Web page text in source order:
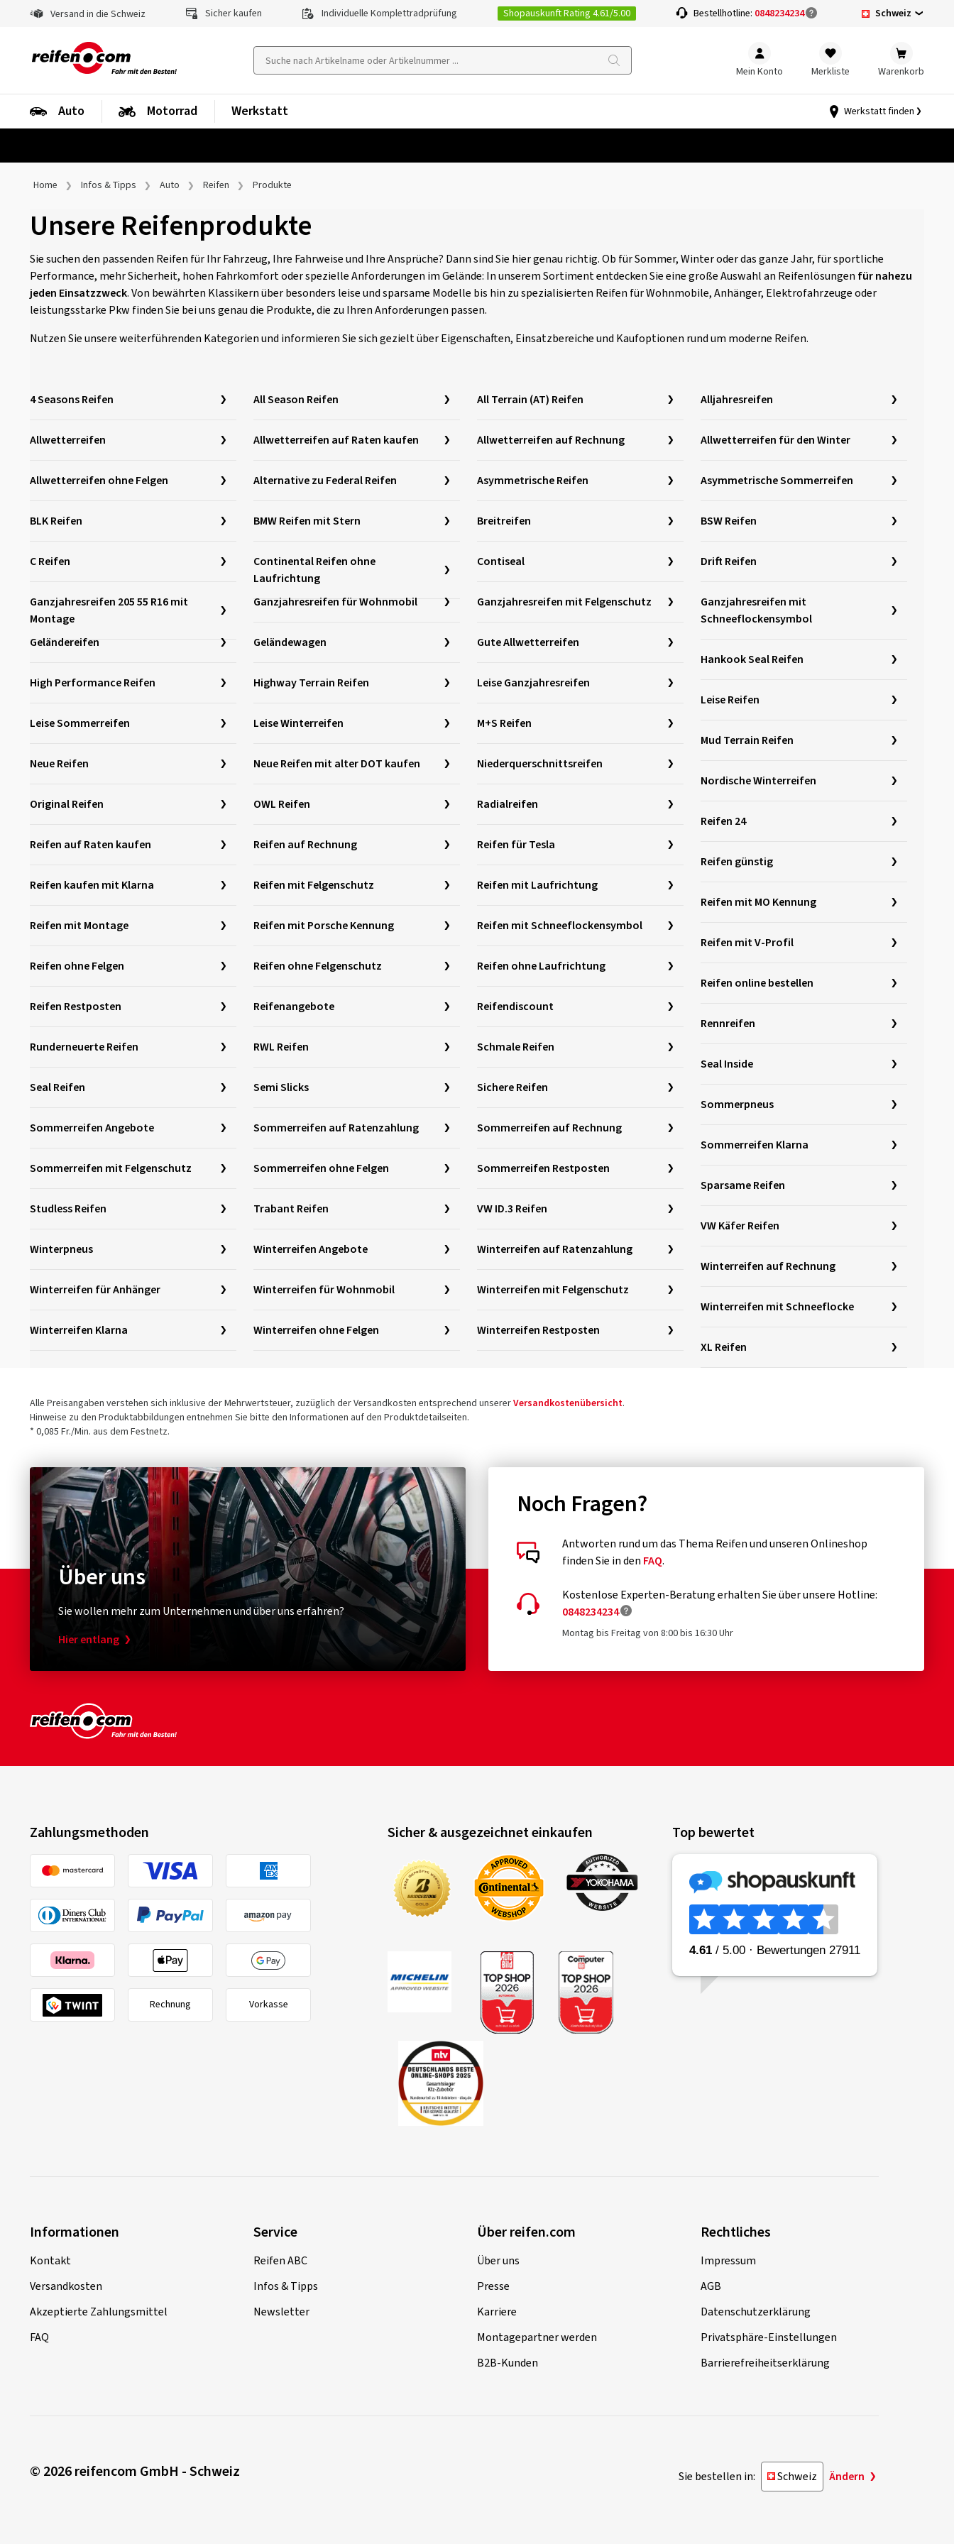
Versand in die Schweiz Sicher kaufen Individuelle Komplettradprüfung Shopauskunft Rating 4.61/5.00 Bestellhotline: 0848234234 Schweiz
Mein Konto Merkliste Warenkorb
Auto Motorrad Werkstatt Werkstatt finden
Home Infos & Tipps Auto Reifen Produkte
Unsere Reifenprodukte
Sie suchen den passenden Reifen für Ihr Fahrzeug, Ihre Fahrweise und Ihre Ansprüche? Dann sind Sie hier genau richtig. Ob für Sommer, Winter oder das ganze Jahr, für sportliche
Performance, mehr Sicherheit, hohen Fahrkomfort oder spezielle Anforderungen im Gelände: In unserem Sortiment entdecken Sie eine große Auswahl an Reifenlösungen für nahezu
jeden Einsatzzweck. Von bewährten Klassikern über besonders leise und sparsame Modelle bis hin zu spezialisierten Reifen für Wohnmobile, Anhänger, Elektrofahrzeuge oder
leistungsstarke Pkw finden Sie bei uns genau die Produkte, die zu Ihren Anforderungen passen.
Nutzen Sie unsere weiterführenden Kategorien und informieren Sie sich gezielt über Eigenschaften, Einsatzbereiche und Kaufoptionen rund um moderne Reifen.
4 Seasons Reifen All Season Reifen All Terrain (AT) Reifen Alljahresreifen
Allwetterreifen Allwetterreifen auf Raten kaufen Allwetterreifen auf Rechnung Allwetterreifen für den Winter
Allwetterreifen ohne Felgen Alternative zu Federal Reifen Asymmetrische Reifen Asymmetrische Sommerreifen
BLK Reifen BMW Reifen mit Stern Breitreifen BSW Reifen
C Reifen
Continental Reifen ohne
Laufrichtung
Contiseal Drift Reifen
Ganzjahresreifen 205 55 R16 mit
Montage
Ganzjahresreifen für Wohnmobil Ganzjahresreifen mit Felgenschutz
Ganzjahresreifen mit
Schneeflockensymbol
Geländereifen
Geländewagen
Gute Allwetterreifen
Hankook Seal Reifen
High Performance Reifen
Highway Terrain Reifen
Leise Ganzjahresreifen
Leise Reifen
Leise Sommerreifen
Leise Winterreifen
M+S Reifen
Mud Terrain Reifen
Neue Reifen
Neue Reifen mit alter DOT kaufen
Niederquerschnittsreifen
Nordische Winterreifen
Original Reifen
OWL Reifen
Radialreifen
Reifen 24
Reifen auf Raten kaufen
Reifen auf Rechnung
Reifen für Tesla
Reifen günstig
Reifen kaufen mit Klarna
Reifen mit Felgenschutz
Reifen mit Laufrichtung
Reifen mit MO Kennung
Reifen mit Montage
Reifen mit Porsche Kennung
Reifen mit Schneeflockensymbol
Reifen mit V-Profil
Reifen ohne Felgen
Reifen ohne Felgenschutz
Reifen ohne Laufrichtung
Reifen online bestellen
Reifen Restposten
Reifenangebote
Reifendiscount
Rennreifen
Runderneuerte Reifen
RWL Reifen
Schmale Reifen
Seal Inside
Seal Reifen
Semi Slicks
Sichere Reifen
Sommerpneus
Sommerreifen Angebote
Sommerreifen auf Ratenzahlung
Sommerreifen auf Rechnung
Sommerreifen Klarna
Sommerreifen mit Felgenschutz
Sommerreifen ohne Felgen
Sommerreifen Restposten
Sparsame Reifen
Studless Reifen
Trabant Reifen
VW ID.3 Reifen
VW Käfer Reifen
Winterpneus
Winterreifen Angebote
Winterreifen auf Ratenzahlung
Winterreifen auf Rechnung
Winterreifen für Anhänger
Winterreifen für Wohnmobil
Winterreifen mit Felgenschutz
Winterreifen mit Schneeflocke
Winterreifen Klarna
Winterreifen ohne Felgen
Winterreifen Restposten
XL Reifen
Alle Preisangaben verstehen sich inklusive der Mehrwertsteuer, zuzüglich der Versandkosten entsprechend unsererVersandkostenübersicht.
Hinweise zu den Produktabbildungen entnehmen Sie bitte den Informationen auf den Produktdetailseiten.
* 0,085 Fr./Min. aus dem Festnetz.
Über uns
Sie wollen mehr zum Unternehmen und über uns erfahren?
Hier entlang
Noch Fragen?
Antworten rund um das Thema Reifen und unseren Onlineshop
finden Sie in den FAQ.
Kostenlose Experten-Beratung erhalten Sie über unsere Hotline:
0848234234
Montag bis Freitag von 8:00 bis 16:30 Uhr
Zahlungsmethoden
Rechnung Vorkasse
Sicher & ausgezeichnet einkaufen Top bewertet
Informationen
Kontakt
Versandkosten
Akzeptierte Zahlungsmittel
FAQ
Service
Reifen ABC
Infos & Tipps
Newsletter
Über reifen.com
Über uns
Presse
Karriere
Montagepartner werden
B2B-Kunden
Rechtliches
Impressum
AGB
Datenschutzerklärung
Privatsphäre-Einstellungen
Barrierefreiheitserklärung
© 2026 reifencom GmbH - Schweiz Sie bestellen in: Schweiz Ändern